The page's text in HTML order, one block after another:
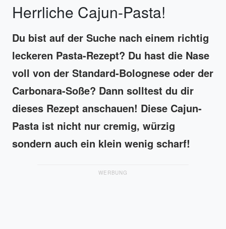
Herrliche Cajun-Pasta!
Du bist auf der Suche nach einem richtig
leckeren Pasta-Rezept? Du hast die Nase
voll von der Standard-Bolognese oder der
Carbonara-Soße? Dann solltest du dir
dieses Rezept anschauen! Diese Cajun-
Pasta ist nicht nur cremig, würzig
sondern auch ein klein wenig scharf!
WERBUNG